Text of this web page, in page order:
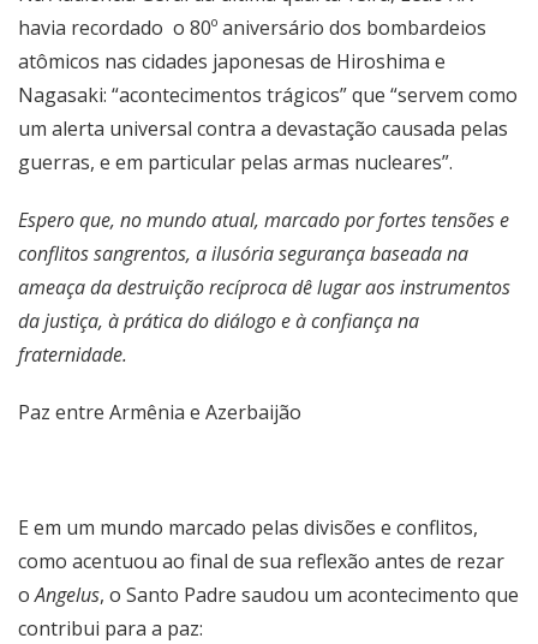
havia recordado o 80º aniversário dos bombardeios
atômicos nas cidades japonesas de Hiroshima e
Nagasaki: “acontecimentos trágicos” que “servem como
um alerta universal contra a devastação causada pelas
guerras, e em particular pelas armas nucleares”.
Espero que, no mundo atual, marcado por fortes tensões e
conflitos sangrentos, a ilusória segurança baseada na
ameaça da destruição recíproca dê lugar aos instrumentos
da justiça, à prática do diálogo e à confiança na
fraternidade.
Paz entre Armênia e Azerbaijão
E em um mundo marcado pelas divisões e conflitos,
como acentuou ao final de sua reflexão antes de rezar
oAngelus, o Santo Padre saudou um acontecimento que
contribui para a paz: